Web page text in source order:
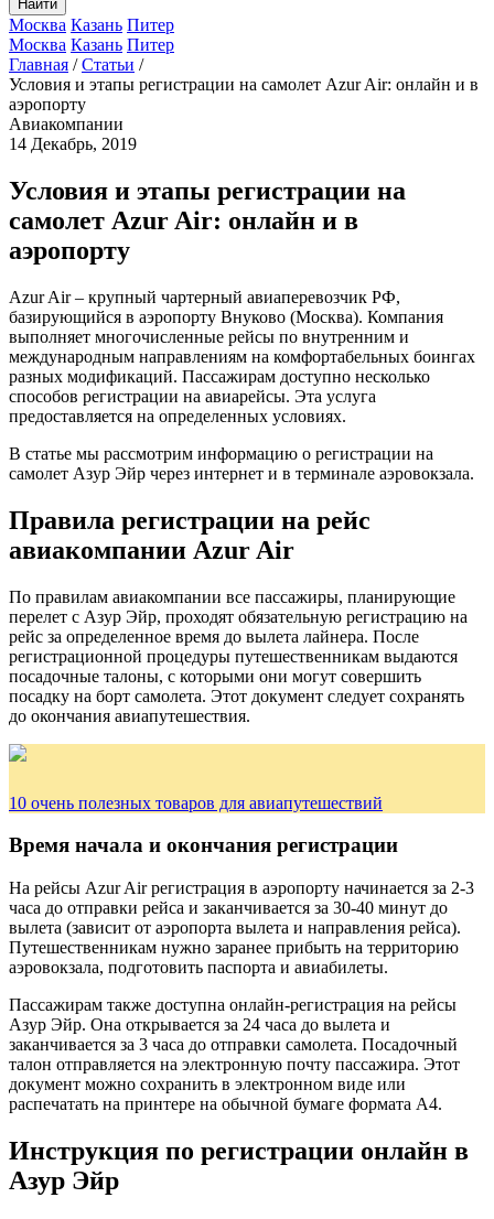
Найти
Москва Казань Питер
Москва Казань Питер
Главная / Статьи /
Условия и этапы регистрации на самолет Azur Air: онлайн и в
аэропорту
Авиакомпании
14 Декабрь, 2019
Условия и этапы регистрации на
самолет Azur Air: онлайн и в
аэропорту
Azur Air – крупный чартерный авиаперевозчик РФ,
базирующийся в аэропорту Внуково (Москва). Компания
выполняет многочисленные рейсы по внутренним и
международным направлениям на комфортабельных боингах
разных модификаций. Пассажирам доступно несколько
способов регистрации на авиарейсы. Эта услуга
предоставляется на определенных условиях.
В статье мы рассмотрим информацию о регистрации на
самолет Азур Эйр через интернет и в терминале аэровокзала.
Правила регистрации на рейс
авиакомпании Azur Air
По правилам авиакомпании все пассажиры, планирующие
перелет с Азур Эйр, проходят обязательную регистрацию на
рейс за определенное время до вылета лайнера. После
регистрационной процедуры путешественникам выдаются
посадочные талоны, с которыми они могут совершить
посадку на борт самолета. Этот документ следует сохранять
до окончания авиапутешествия.
10 очень полезных товаров для авиапутешествий
Время начала и окончания регистрации
На рейсы Azur Air регистрация в аэропорту начинается за 2-3
часа до отправки рейса и заканчивается за 30-40 минут до
вылета (зависит от аэропорта вылета и направления рейса).
Путешественникам нужно заранее прибыть на территорию
аэровокзала, подготовить паспорта и авиабилеты.
Пассажирам также доступна онлайн-регистрация на рейсы
Азур Эйр. Она открывается за 24 часа до вылета и
заканчивается за 3 часа до отправки самолета. Посадочный
талон отправляется на электронную почту пассажира. Этот
документ можно сохранить в электронном виде или
распечатать на принтере на обычной бумаге формата А4.
Инструкция по регистрации онлайн в
Азур Эйр